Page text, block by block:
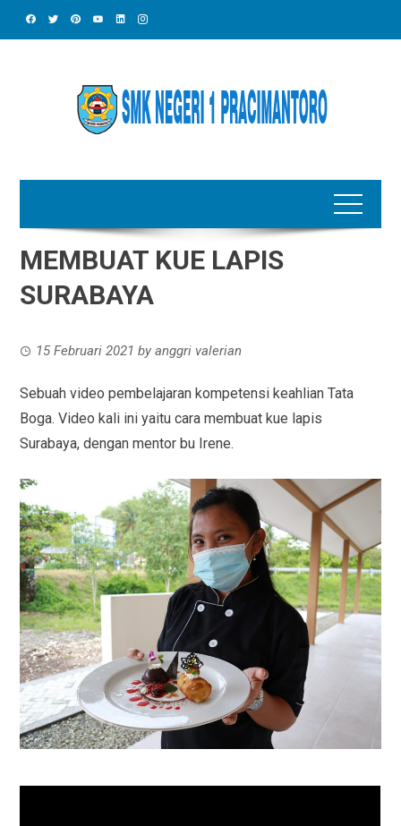
MEMBUAT KUE LAPIS
SURABAYA
15 Februari 2021 byanggri valerian
Sebuah video pembelajaran kompetensi keahlian Tata
Boga. Video kali ini yaitu cara membuat kue lapis
Surabaya, dengan mentor bu Irene.